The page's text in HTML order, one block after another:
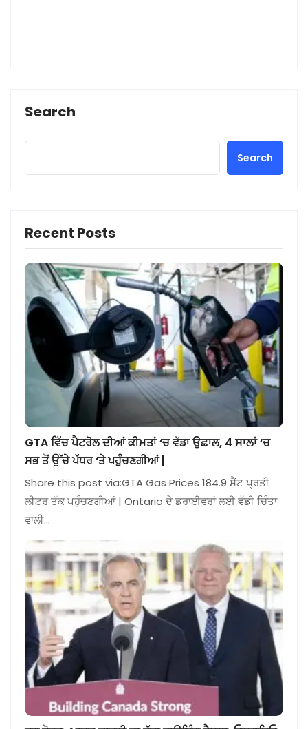
Search
Search
Recent Posts
GTA ਵਿੱਚ ਪੈਟਰੋਲ ਦੀਆਂ ਕੀਮਤਾਂ ‘ਚ ਵੱਡਾ ਉਛਾਲ, 4 ਸਾਲਾਂ ‘ਚ
ਸਭ ਤੋਂ ਉੱਚੇ ਪੱਧਰ ‘ਤੇ ਪਹੁੰਚਣਗੀਆਂ |
Share this post via:GTA Gas Prices 184.9 ਸੈਂਟ ਪ੍ਰਤੀ
ਲੀਟਰ ਤੱਕ ਪਹੁੰਚਣਗੀਆਂ | Ontario ਦੇ ਡਰਾਈਵਰਾਂ ਲਈ ਵੱਡੀ ਚਿੰਤਾ
ਵਾਲੀ…